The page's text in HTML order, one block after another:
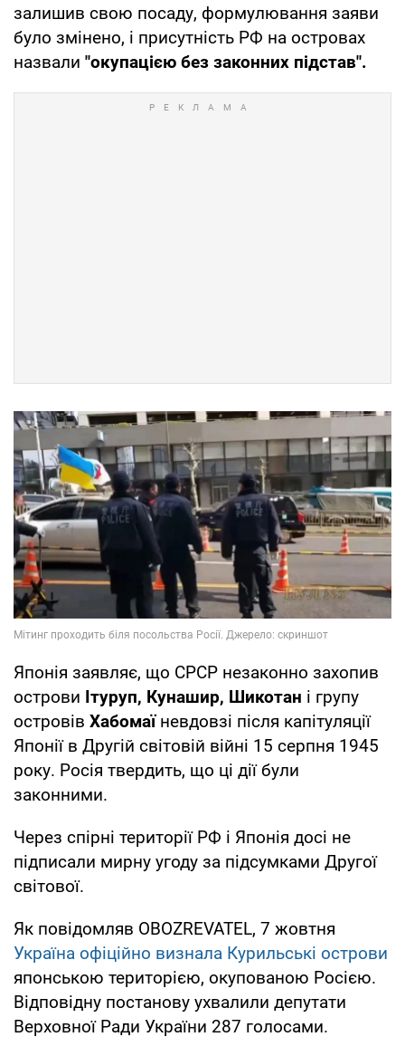
залишив свою посаду, формулювання заяви
було змінено, і присутність РФ на островах
назвали "окупацією без законних підстав".
Японія заявляє, що СРСР незаконно захопив
острови Ітуруп, Кунашир, Шикотан і групу
островів Хабомаїневдовзі після капітуляції
Японії в Другій світовій війні 15 серпня 1945
року. Росія твердить, що ці дії були
законними.
Через спірні території РФ і Японія досі не
підписали мирну угоду за підсумками Другої
світової.
Як повідомляв OBOZREVATEL, 7 жовтня
Україна офіційно визнала Курильські острови
японською територією, окупованою Росією.
Відповідну постанову ухвалили депутати
Верховної Ради України 287 голосами.